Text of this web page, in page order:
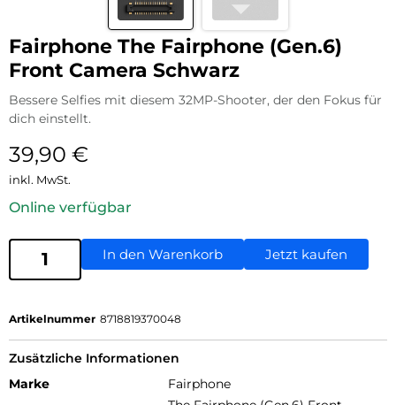
Fairphone The Fairphone (Gen.6)
Front Camera Schwarz
Bessere Selfies mit diesem 32MP-Shooter, der den Fokus für
dich einstellt.
39,90 €
inkl. MwSt.
Online verfügbar
In den Warenkorb Jetzt kaufen
Artikelnummer 8718819370048
Zusätzliche Informationen
Marke
Fairphone